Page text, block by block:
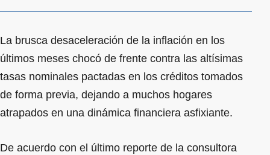
La brusca desaceleración de la inflación en los
últimos meses chocó de frente contra las altísimas
tasas nominales pactadas en los créditos tomados
de forma previa, dejando a muchos hogares
atrapados en una dinámica financiera asfixiante.
De acuerdo con el último reporte de la consultora